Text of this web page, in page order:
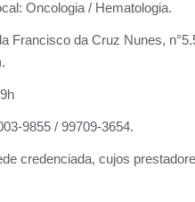
Oncologia / Hematologia.
Francisco da Cruz Nunes,
9855 / 99709-3654.
credenciada, cujos